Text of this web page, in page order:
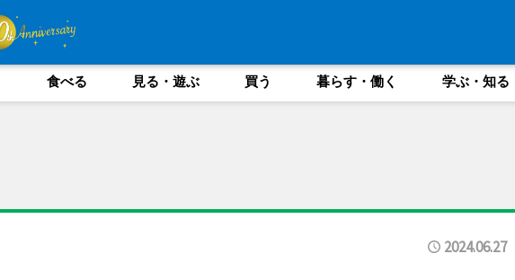
食べる 見る・遊ぶ 買う 暮らす・働く 学ぶ・知る
2024.06.27